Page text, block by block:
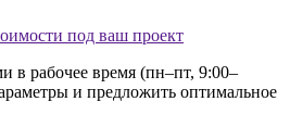
под ваш проект
в рабочее время (пн–пт, 9:00–
и предложить оптимальное